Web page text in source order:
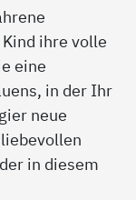
ihre volle
eine
in der Ihr
neue
in diesem